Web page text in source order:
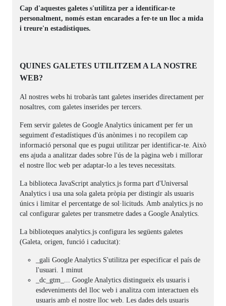
Cap d'aquestes galetes s'utilitza per a identificar-te
personalment, només estan encarades a fer-te un lloc a mida
i treure'n estadístiques.
QUINES GALETES UTILITZEM A LA NOSTRE
WEB?
Al nostres webs hi trobaràs tant galetes inserides directament per
nosaltres, com galetes inserides per tercers.
Fem servir galetes de Google Analytics únicament per fer un
seguiment d'estadístiques d'ús anònimes i no recopilem cap
informació personal que es pugui utilitzar per identificar-te. Això
ens ajuda a analitzar dades sobre l'ús de la pàgina web i millorar
el nostre lloc web per adaptar-lo a les teves necessitats.
La biblioteca JavaScript analytics.js forma part d'Universal
Analytics i usa una sola galeta pròpia per distingir als usuaris
únics i limitar el percentatge de sol·licituds. Amb analytics.js no
cal configurar galetes per transmetre dades a Google Analytics.
La biblioteques analytics.js configura les següents galetes
(Galeta, origen, funció i caducitat):
_gali Google Analytics S'utilitza per especificar el país de
l'usuari. 1 minut
_dc_gtm_... Google Analytics distingueix els usuaris i
esdeveniments del lloc web i analitza com interactuen els
usuaris amb el nostre lloc web. Les dades dels usuaris